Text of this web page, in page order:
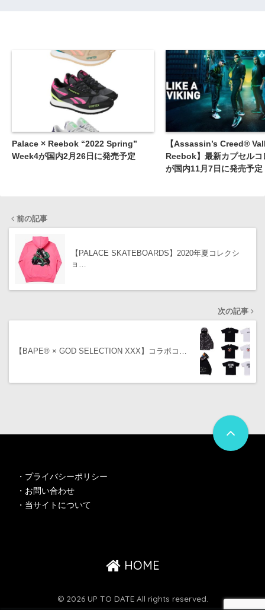
Palace × Reebok “2022 Spring”
Week4が国内2月26日に発売予定
【Assassin’s Creed®
Reebok】最新カプセルコ
が国内11月7日に発売予定
前の記事
【PALACE SKATEBOARDS】2020年夏コレクシ
ョ…
次の記事
【BAPE® × GOD SELECTION XXX】コラボコ…
・ プライバシーポリシー
・ お問い合わせ
・ 当サイトについて
HOME
© 2026 UP TO DATE All rights reserved.